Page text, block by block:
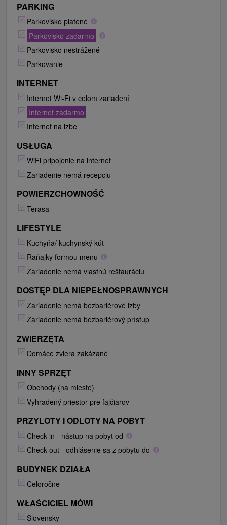
PARKING
Parkovisko platené
Parkovisko zadarmo
Parkovisko nestrážené
Parkovanie
INTERNET
Internet Wi-Fi v celom zariadení
Internet zadarmo
Internet na izbe
USŁUGA
WiFi pripojenie na internet
Zariadenie nemá recepciu
POWIERZCHOWNOŚĆ
Terasa
LIFESTYLE
Kuchyňa/ kuchynský kút
Raňajky formou menu
Zariadenie nemá vlastnú reštauráciu
DOSTĘP DLA NIEPEŁNOSPRAWNYCH
Zariadenie nemá bezbariérové izby
Zariadenie nemá bezbariérový prístup
ZWIERZĘTA
Domáce zviera zakázané
INNY SPRZĘT
Obchody (na mieste)
Vyhradený priestor pre fajčiarov
PRZYLOTY I ODLOTY NA POBYT
Check in - nástup na pobyt od
Check out - odhlásenie sa z pobytu do
BUDYNEK DZIAŁA
Celoročne
WŁAŚCICIEL MÓWI
Slovensky